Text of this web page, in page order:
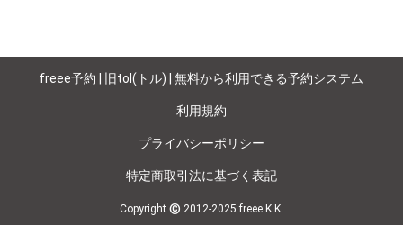
freee予約 | 旧tol(トル) | 無料から利用できる予約システム
利用規約
プライバシーポリシー
特定商取引法に基づく表記
Copyright © 2012-2025 freee K.K.